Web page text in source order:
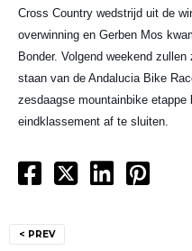
Cross Country wedstrijd uit de
overwinning en Gerben Mos
Bonder. Volgend weekend
staan van de Andalucia Bike
zesdaagse mountainbike
eindklassement af te sluiten.
navigatie
< PREV